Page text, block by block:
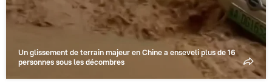
Un glissement de terrain majeur en Chine a enseveli plus de 16
personnes sous les décombres